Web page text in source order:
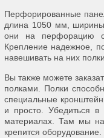
Перфорированные
длина 1050 мм,
они на перфорацию
Крепление надежное,
навешивать на них
Вы также можете
полками. Полки
специальные
и просто. Убедиться
материалах. Там мы
крепится